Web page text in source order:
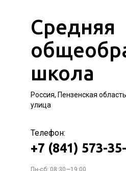
Средняя
школа
Россия, Пензенская
улица
Телефон:
+7 (841) 573-35-
Пн-сб: 08:30—19:00